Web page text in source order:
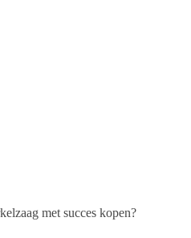
met succes kopen?